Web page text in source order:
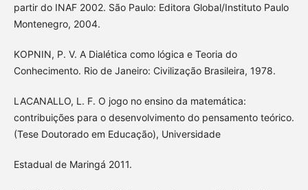
partir do INAF 2002. São Paulo: Editora Global/Instituto Paulo
Montenegro, 2004.
KOPNIN, P. V. A Dialética como lógica e Teoria do
Conhecimento. Rio de Janeiro: Civilização Brasileira, 1978.
LACANALLO, L. F. O jogo no ensino da matemática:
contribuições para o desenvolvimento do pensamento teórico.
(Tese Doutorado em Educação), Universidade
Estadual de Maringá 2011.